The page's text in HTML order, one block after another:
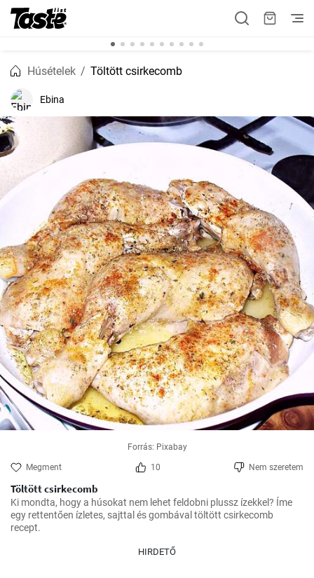
Húsételek Töltött csirkecomb
Ebina
Forrás: Pixabay
Megment 10 Nem szeretem
Töltött csirkecomb
Ki mondta, hogy a húsokat nem lehet feldobni plussz ízekkel? Íme
egy rettentően ízletes, sajttal és gombával töltött csirkecomb
recept.
HIRDETŐ